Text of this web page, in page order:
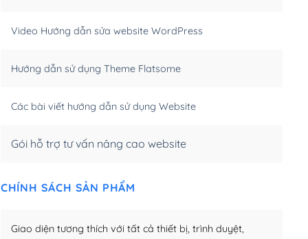
(+950,000₫)
Video Hướng dẫn sửa website WordPress
Hướng dẫn sử dụng Theme Flatsome
Các bài viết hướng dẫn sử dụng Website
Gói hỗ trợ tư vấn nâng cao website
CHÍNH SÁCH SẢN PHẨM
Giao diện tương thích với tất cả thiết bị, trình duyệt,